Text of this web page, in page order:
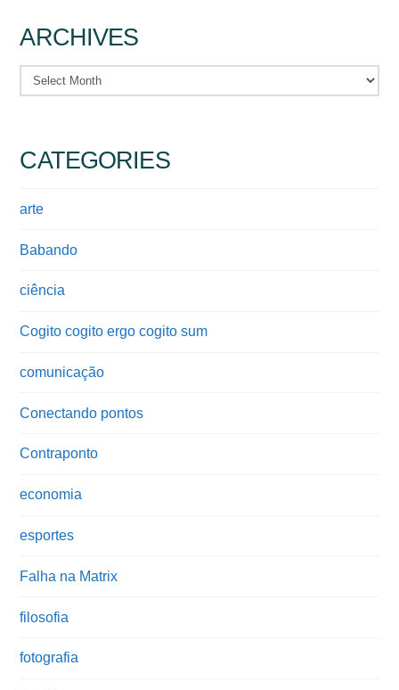
ARCHIVES
Archives
CATEGORIES
arte
Babando
ciência
Cogito cogito ergo cogito sum
comunicação
Conectando pontos
Contraponto
economia
esportes
Falha na Matrix
filosofia
fotografia